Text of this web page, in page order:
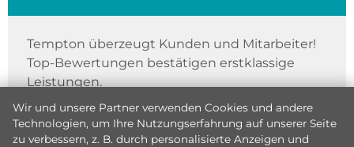
Tempton überzeugt Kunden und Mitarbeiter!
Top-Bewertungen bestätigen erstklassige
Leistungen.
Wir und unsere Partner verwenden Cookies und andere
Technologien, um Ihre Nutzungserfahrung auf unserer Seite
zu verbessern, z. B. durch personalisierte Anzeigen und